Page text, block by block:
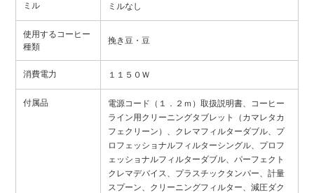
ミル ミルなし
使用するコーヒー
種類
挽き豆・豆
消費電力 １１５０Ｗ
付属品
電源コード（１．２ｍ）取扱説明書、コーヒー
ライン用クリーニングタブレット（カマレタカ
フェクリーン）、クレマフィルターダブル、プ
ロフェッショナルフィルターシングル、プロフ
ェッショナルフィルターダブル、パーフェクト
クレマデバイス、プラスチックタンパー、計量
スプーン、クリーニングフィルター、減圧ダク